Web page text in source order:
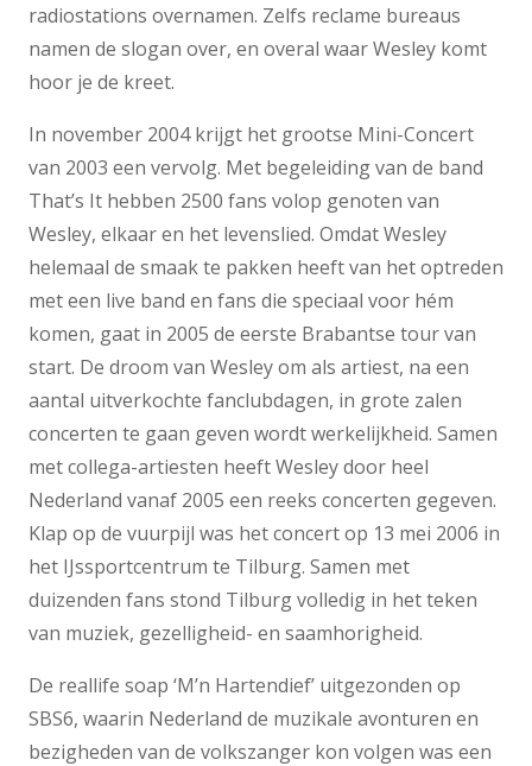
radiostations overnamen. Zelfs reclame bureaus
namen de slogan over, en overal waar Wesley komt
hoor je de kreet.
In november 2004 krijgt het grootse Mini-Concert
van 2003 een vervolg. Met begeleiding van de band
That’s It hebben 2500 fans volop genoten van
Wesley, elkaar en het levenslied. Omdat Wesley
helemaal de smaak te pakken heeft van het optreden
met een live band en fans die speciaal voor hém
komen, gaat in 2005 de eerste Brabantse tour van
start. De droom van Wesley om als artiest, na een
aantal uitverkochte fanclubdagen, in grote zalen
concerten te gaan geven wordt werkelijkheid. Samen
met collega-artiesten heeft Wesley door heel
Nederland vanaf 2005 een reeks concerten gegeven.
Klap op de vuurpijl was het concert op 13 mei 2006 in
het IJssportcentrum te Tilburg. Samen met
duizenden fans stond Tilburg volledig in het teken
van muziek, gezelligheid- en saamhorigheid.
De reallife soap ‘M’n Hartendief’ uitgezonden op
SBS6, waarin Nederland de muzikale avonturen en
bezigheden van de volkszanger kon volgen was een